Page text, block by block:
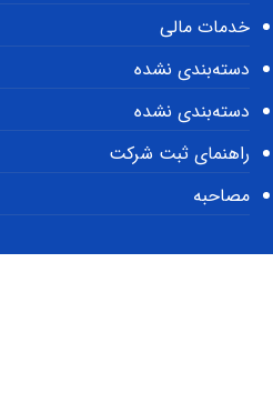
خدمات مالی
دسته‌بندی نشده
دسته‌بندی نشده
راهنمای ثبت شرکت
مصاحبه